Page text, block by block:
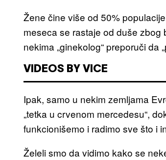
Žene čine više od 50%
meseca se rastaje od duše zbog
nekima „ginekolog“ preporuči da
VIDEOS BY VICE
Ipak, samo u nekim zemljama
„tetka u crvenom mercedesu“,
funkcionišemo i radimo sve što i
Želeli smo da vidimo kako se